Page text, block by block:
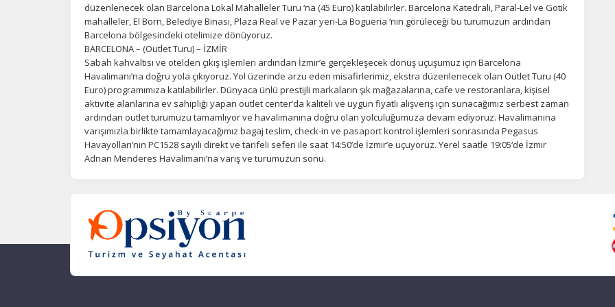
düzenlenecek olan Barcelona Lokal Mahalleler Turu ‘na (45 Euro) katılabilirler. Barcelona Katedrali, Paral-Lel ve Gotik
mahalleler, El Born, Belediye Binası, Plaza Real ve Pazar yeri-La Bogueria ‘nın görüleceği bu turumuzun ardından
Barcelona bölgesindeki otelimize dönüyoruz.
BARCELONA – (Outlet Turu) – İZMİR
Sabah kahvaltısı ve otelden çıkış işlemleri ardından İzmir’e gerçekleşecek dönüş uçuşumuz için Barcelona
Havalimanı’na doğru yola çıkıyoruz. Yol üzerinde arzu eden misafirlerimiz, ekstra düzenlenecek olan Outlet Turu (40
Euro) programımıza katılabilirler. Dünyaca ünlü prestijli markaların şık mağazalarına, cafe ve restoranlara, kişisel
aktivite alanlarına ev sahipliği yapan outlet center’da kaliteli ve uygun fiyatlı alışveriş için sunacağımız serbest zaman
ardından outlet turumuzu tamamlıyor ve havalimanına doğru olan yolculuğumuza devam ediyoruz. Havalimanına
varışımızla birlikte tamamlayacağımız bagaj teslim, check-in ve pasaport kontrol işlemleri sonrasında Pegasus
Havayolları’nın PC1528 sayılı direkt ve tarifeli seferi ile saat 14:50’de İzmir’e uçuyoruz. Yerel saatle 19:05‘de İzmir
Adnan Menderes Havalimanı’na varış ve turumuzun sonu.